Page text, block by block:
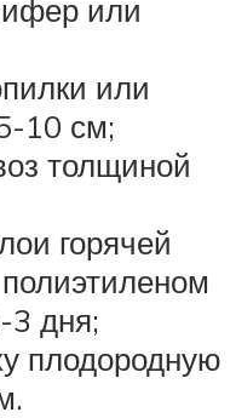
или
или
10 см;
толщиной
горячей
3 дня;
плодородную